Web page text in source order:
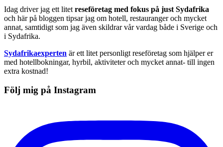
Idag driver jag ett litet reseföretag med fokus på just Sydafrika
och här på bloggen tipsar jag om hotell, restauranger och mycket
annat, samtidigt som jag även skildrar vår vardag både i Sverige och
i Sydafrika.
Sydafrikaexperten är ett litet personligt reseföretag som hjälper er
med hotellbokningar, hyrbil, aktiviteter och mycket annat- till ingen
extra kostnad!
Följ mig på Instagram